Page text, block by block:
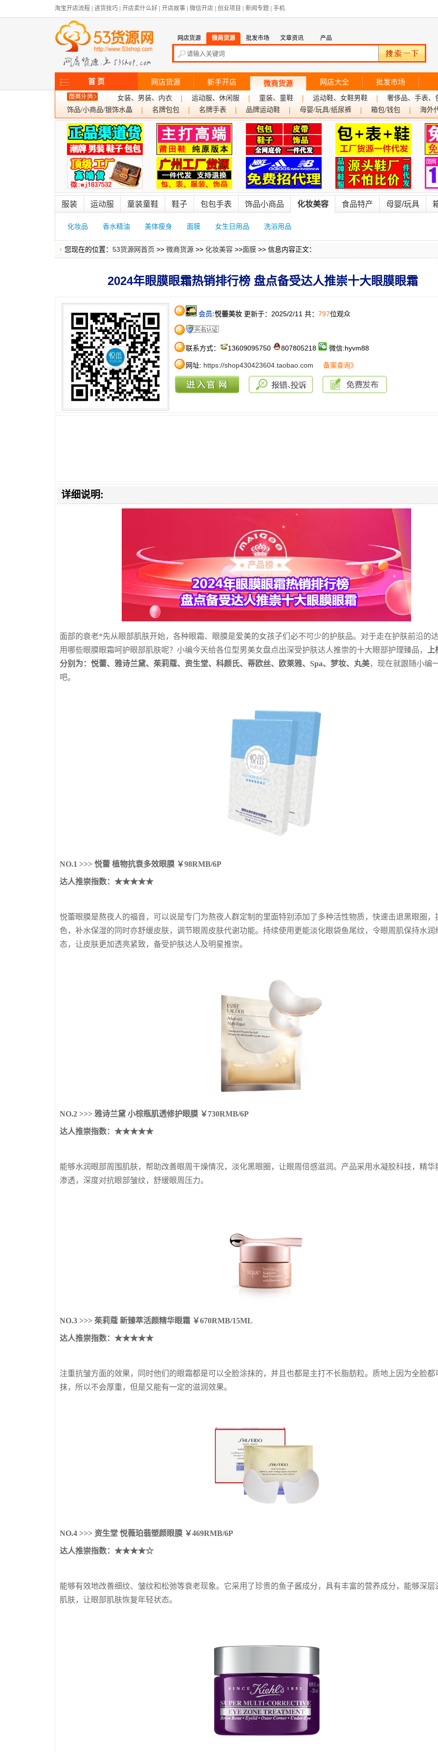
淘宝开店流程 进货技巧 开店卖什么好 开店故事 微信开店 创业项目 新闻专题 手机
网店货源 微商货源 批发市场 文章资讯 产品
首 页 网店货源 新手开店 微商货源 网店大全 批发市场
女装、男装、内衣 运动服、休闲服 童装、童鞋 运动鞋、女鞋男鞋
奢侈品、手表、
饰品/小商品/银饰水晶
名牌包包 名牌手表 品牌运动鞋 母婴/玩具/纸尿裤 箱包/钱包 海外
服装 运动服 童装童鞋 鞋子 包包手表 饰品小商品 化妆美容 食品特产 母婴/玩具
化妆品 香水精油 美体瘦身 面膜 女生日用品 洗浴用品
您现在的位置： 53货源网首页 >> 微商货源 >> 化妆美容 >>面膜 >> 信息内容正文：
2024年眼膜眼霜热销排行榜 盘点备受达人推崇十大眼膜眼霜
会员:悦蕾美妆 更新于：2025/2/11 共： 797位观众
联系方式： 13609095750 807805218 微信:hyvm88
网址: https://shop430423604.taobao.com 备案查询》
详细说明:
面部的衰老*先从眼部肌肤开始，各种眼霜、眼膜是爱美的女孩子们必不可少的护肤品。对于走在护肤前沿的
用哪些眼膜眼霜呵护眼部肌肤呢？小编今天给各位型男美女盘点出深受护肤达人推崇的十大眼部护理臻品，
分别为：悦蕾、雅诗兰黛、茱莉蔻、资生堂、科颜氏、蒂欧丝、欧莱雅、Spa、梦妆、丸美，现在就跟随小编
吧。
NO.1 >>> 悦蕾 植物抗衰多效眼膜 ￥98RMB/6P
达人推崇指数：★★★★★
悦蕾眼膜是熬夜人的福音，可以说是专门为熬夜人群定制的里面特别添加了多种活性物质，快速击退黑眼圈，
色，补水保湿的同时亦舒缓皮肤，调节眼周皮肤代谢功能。持续使用更能淡化眼袋鱼尾纹，令眼周肌保持水润
态，让皮肤更加透亮紧致，备受护肤达人及明星推崇。
NO.2 >>> 雅诗兰黛 小棕瓶肌透修护眼膜 ￥730RMB/6P
达人推崇指数：★★★★★
能够水润眼部周围肌肤，帮助改善眼周干燥情况，淡化黑眼圈，让眼周倍感滋润。产品采用水凝胶科技，精华
渗透，深度对抗眼部皱纹，舒缓眼周压力。
NO.3 >>> 茱莉蔻 新臻萃活颜精华眼霜 ￥670RMB/15ML
达人推崇指数：★★★★★
注重抗皱方面的效果，同时他们的眼霜都是可以全脸涂抹的，并且也都是主打不长脂肪粒。质地上因为全脸都
抹，所以不会厚重，但是又能有一定的滋润效果。
NO.4 >>> 资生堂 悦薇珀翡塑颜眼膜 ￥469RMB/6P
达人推崇指数：★★★★☆
能够有效地改善细纹、皱纹和松弛等衰老现象。它采用了珍贵的鱼子酱成分，具有丰富的营养成分，能够深层
肌肤，让眼部肌肤恢复年轻状态。